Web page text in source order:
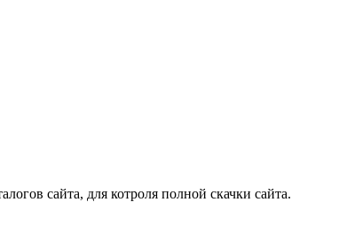
сайта, для котроля полной скачки сайта.